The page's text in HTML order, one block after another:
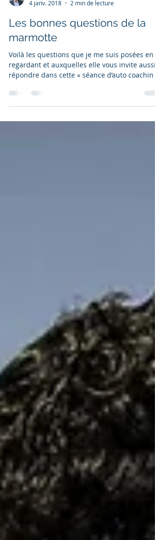
Xavier Vankeerberghen
4 janv. 2018
2 min de lecture
Les bonnes questions de la
marmotte
Voilà les questions que je me suis posées en
regardant et auxquelles elle vous invite aussi